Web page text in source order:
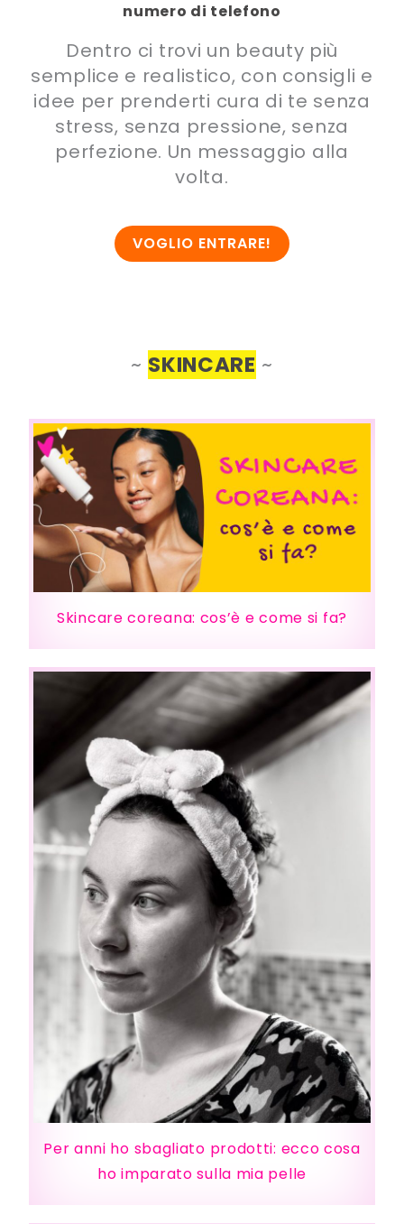
numero di telefono
Dentro ci trovi un beauty più
semplice e realistico, con consigli e
idee per prenderti cura di te senza
stress, senza pressione, senza
perfezione. Un messaggio alla
volta.
VOGLIO ENTRARE!
~ SKINCARE ~
Skincare coreana: cos’è e come si fa?
Per anni ho sbagliato prodotti: ecco cosa
ho imparato sulla mia pelle